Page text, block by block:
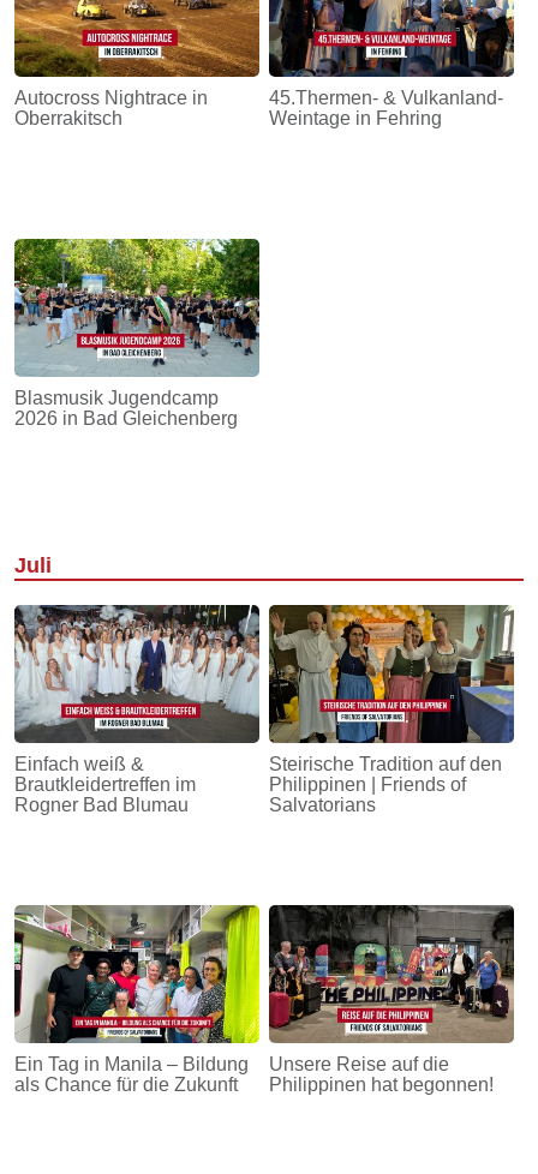
Autocross Nightrace in
Oberrakitsch
45.Thermen- & Vulkanland-
Weintage in Fehring
Blasmusik Jugendcamp
2026 in Bad Gleichenberg
Juli
Einfach weiß &
Brautkleidertreffen im
Rogner Bad Blumau
Steirische Tradition auf den
Philippinen | Friends of
Salvatorians
Ein Tag in Manila – Bildung
als Chance für die Zukunft
Unsere Reise auf die
Philippinen hat begonnen!